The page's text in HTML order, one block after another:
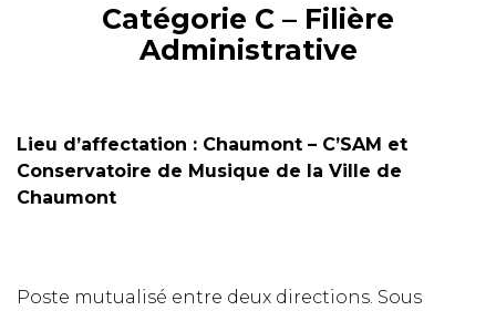
Catégorie C – Filière
Administrative
Lieu d’affectation : Chaumont – C’SAM et
Conservatoire de Musique de la Ville de
Chaumont
Poste mutualisé entre deux directions. Sous